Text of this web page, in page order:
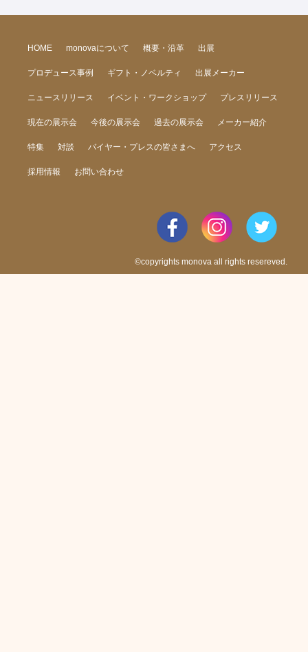
HOME monovaについて 概要・沿革 出展
プロデュース事例 ギフト・ノベルティ 出展メーカー
ニュースリリース イベント・ワークショップ プレスリリース
現在の展示会 今後の展示会 過去の展示会 メーカー紹介
特集 対談 バイヤー・プレスの皆さまへ アクセス
採用情報 お問い合わせ
©copyrights monova all rights resereved.